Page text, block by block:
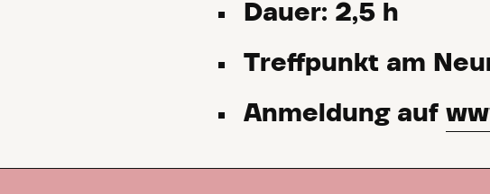
Dauer: 2,5 h
Treffpunkt am
Anmeldung auf